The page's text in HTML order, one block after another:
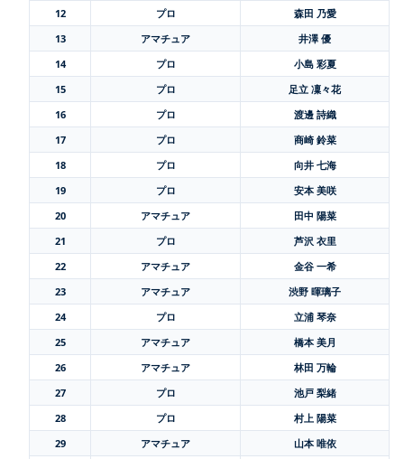
12
プロ
森田 乃愛
13
アマチュア
井澤 優
14
プロ
小島 彩夏
15
プロ
足立 凜々花
16
プロ
渡邊 詩織
17
プロ
商崎 鈴菜
18
プロ
向井 七海
19
プロ
安本 美咲
20
アマチュア
田中 陽菜
21
プロ
芦沢 衣里
22
アマチュア
金谷 一希
23
アマチュア
渋野 暉璃子
24
プロ
立浦 琴奈
25
アマチュア
橋本 美月
26
アマチュア
林田 万輪
27
プロ
池戸 梨緒
28
プロ
村上 陽菜
29
アマチュア
山本 唯依